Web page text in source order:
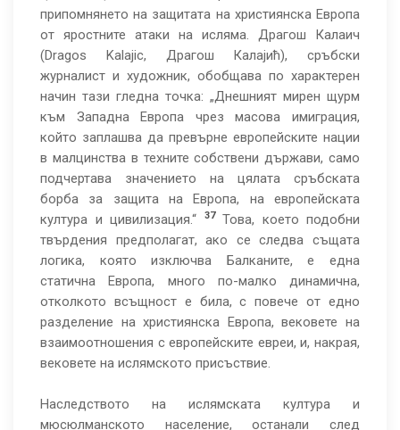
припомнянето на защитата на християнска Европа
от яростните атаки на исляма. Драгош Калаич
(Dragos Kalajic, Драгош Калајић), сръбски
журналист и художник, обобщава по характерен
начин тази гледна точка: „Днешният мирен щурм
към Западна Европа чрез масова имиграция,
който заплашва да превърне европейските нации
в малцинства в техните собствени държави, само
подчертава значението на цялата сръбската
борба за защита на Европа, на европейската
култура и цивилизация.“
37Това, което подобни
твърдения предполагат, ако се следва същата
логика, която изключва Балканите, е една
статична Европа, много по-малко динамична,
отколкото всъщност е била, с повече от едно
разделение на християнска Европа, вековете на
взаимоотношения с европейските евреи, и, накрая,
вековете на ислямското присъствие.
Наследството на ислямската култура и
мюсюлманското население, останали след